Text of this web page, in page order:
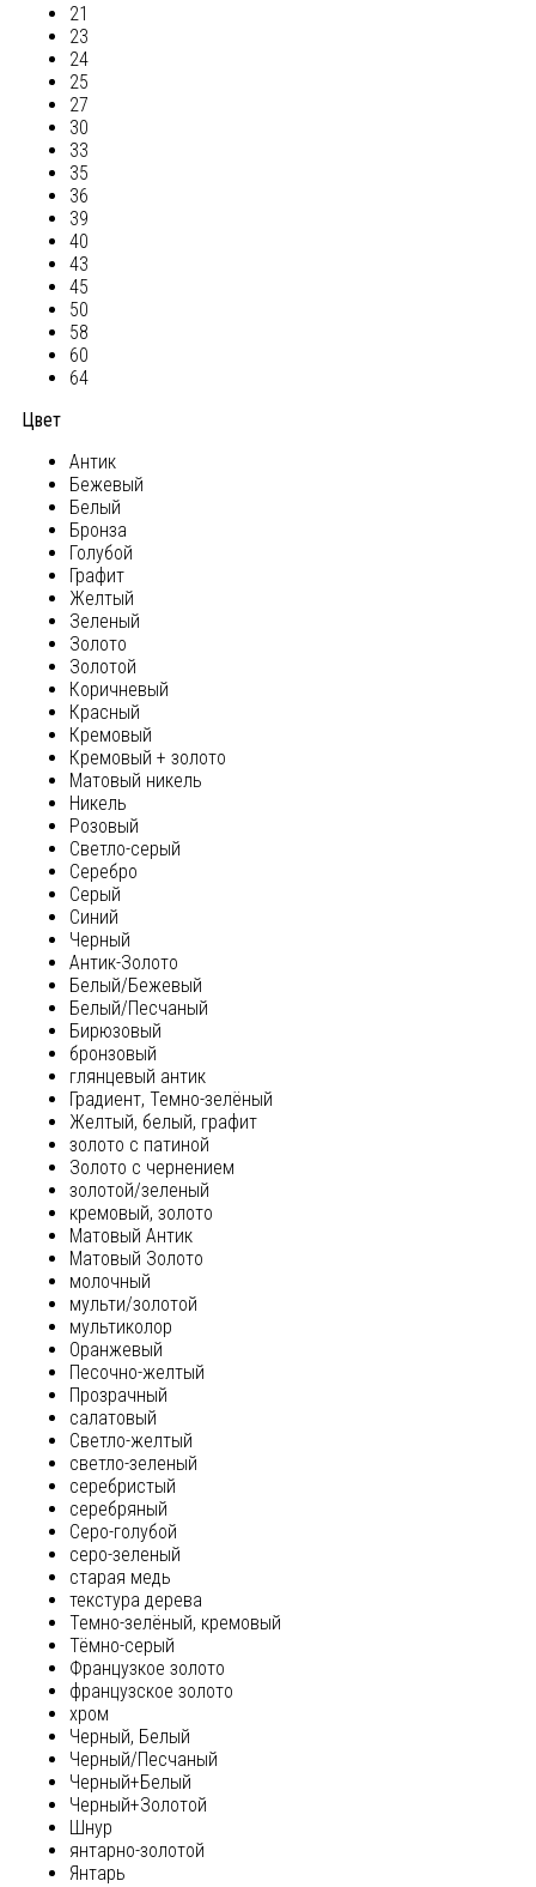
21
23
24
25
27
30
33
35
36
39
40
43
45
50
58
60
64
Цвет
Антик
Бежевый
Белый
Бронза
Голубой
Графит
Желтый
Зеленый
Золото
Золотой
Коричневый
Красный
Кремовый
Кремовый + золото
Матовый никель
Никель
Розовый
Светло-серый
Серебро
Серый
Синий
Черный
Антик-Золото
Белый/Бежевый
Белый/Песчаный
Бирюзовый
бронзовый
глянцевый антик
Градиент, Темно-зелёный
Желтый, белый, графит
золото с патиной
Золото с чернением
золотой/зеленый
кремовый, золото
Матовый Антик
Матовый Золото
молочный
мульти/золотой
мультиколор
Оранжевый
Песочно-желтый
Прозрачный
салатовый
Светло-желтый
светло-зеленый
серебристый
серебряный
Серо-голубой
серо-зеленый
старая медь
текстура дерева
Темно-зелёный, кремовый
Тёмно-серый
Французкое золото
французское золото
хром
Черный, Белый
Черный/Песчаный
Черный+Белый
Черный+Золотой
Шнур
янтарно-золотой
Янтарь